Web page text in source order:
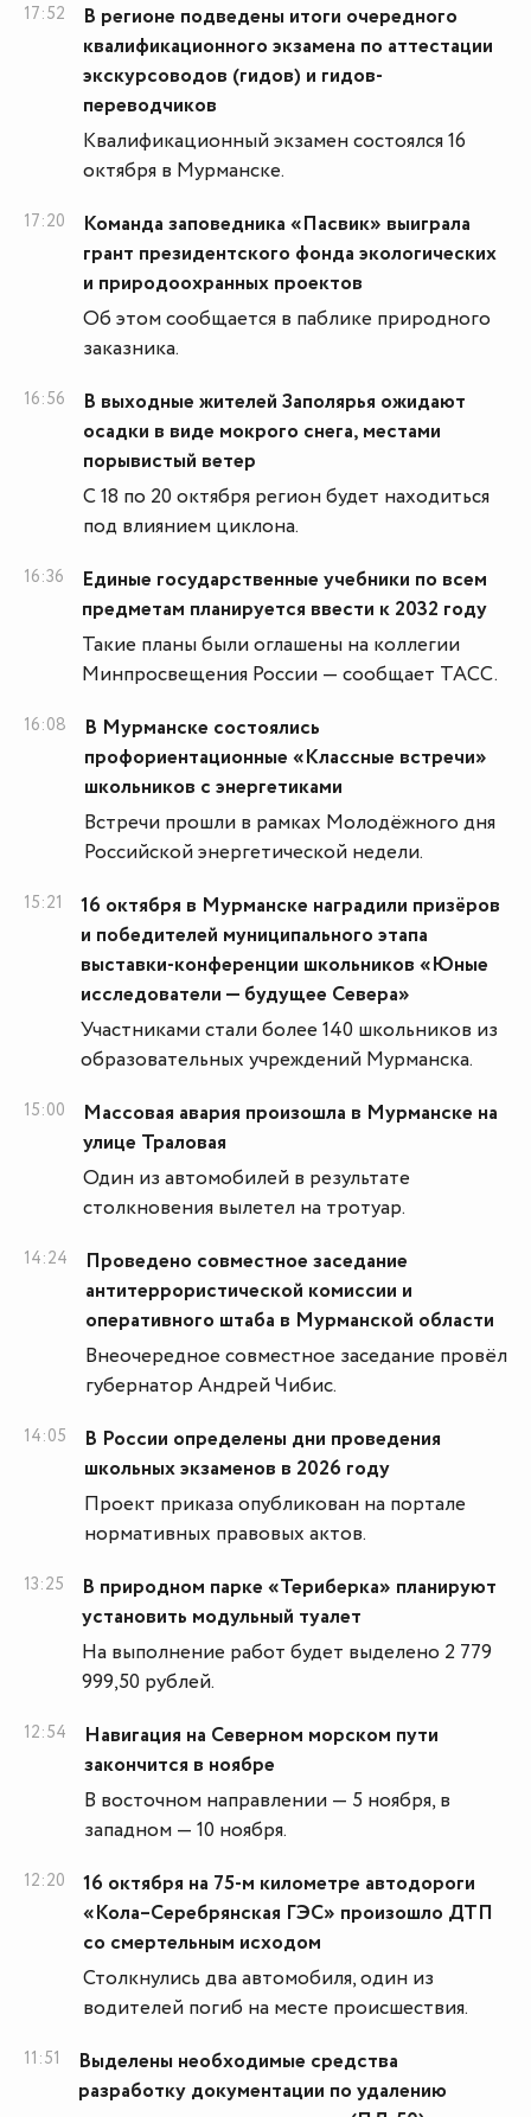
17:52
В регионе подведены итоги очередного
квалификационного экзамена по аттестации
экскурсоводов (гидов) и гидов-
переводчиков
Квалификационный экзамен состоялся 16
октября в Мурманске.
17:20
Команда заповедника «Пасвик» выиграла
грант президентского фонда экологических
и природоохранных проектов
Об этом сообщается в паблике природного
заказника.
16:56
В выходные жителей Заполярья ожидают
осадки в виде мокрого снега, местами
порывистый ветер
С 18 по 20 октября регион будет находиться
под влиянием циклона.
16:36
Единые государственные учебники по всем
предметам планируется ввести к 2032 году
Такие планы были оглашены на коллегии
Минпросвещения России — сообщает ТАСС.
16:08
В Мурманске состоялись
профориентационные «Классные встречи»
школьников с энергетиками
Встречи прошли в рамках Молодёжного дня
Российской энергетической недели.
15:21
16 октября в Мурманске наградили призёров
и победителей муниципального этапа
выставки-конференции школьников «Юные
исследователи — будущее Севера»
Участниками стали более 140 школьников из
образовательных учреждений Мурманска.
15:00
Массовая авария произошла в Мурманске на
улице Траловая
Один из автомобилей в результате
столкновения вылетел на тротуар.
14:24
Проведено совместное заседание
антитеррористической комиссии и
оперативного штаба в Мурманской области
Внеочередное совместное заседание провёл
губернатор Андрей Чибис.
14:05
В России определены дни проведения
школьных экзаменов в 2026 году
Проект приказа опубликован на портале
нормативных правовых актов.
13:25
В природном парке «Териберка» планируют
установить модульный туалет
На выполнение работ будет выделено 2 779
999,50 рублей.
12:54
Навигация на Северном морском пути
закончится в ноябре
В восточном направлении — 5 ноября, в
западном — 10 ноября.
12:20
16 октября на 75-м километре автодороги
«Кола–Серебрянская ГЭС» произошло ДТП
со смертельным исходом
Столкнулись два автомобиля, один из
водителей погиб на месте происшествия.
11:51
Выделены необходимые средства
разработку документации по удалению